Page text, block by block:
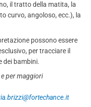
il tratto della matita, la
curvo, angoloso, ecc.), la
possono essere
per tracciare il
dei bambini.
per maggiori